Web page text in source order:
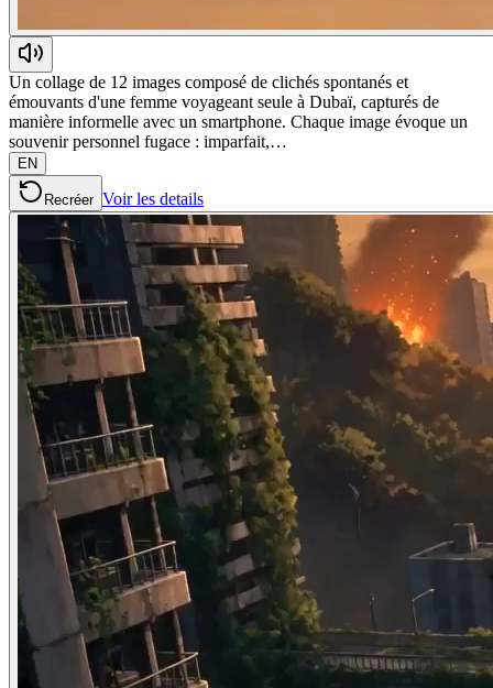
Un collage de 12 images composé de clichés spontanés et
émouvants d'une femme voyageant seule à Dubaï, capturés de
manière informelle avec un smartphone. Chaque image évoque un
souvenir personnel fugace : imparfait,…
EN
Recréer Voir les details